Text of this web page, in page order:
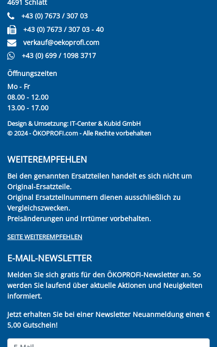
4691 Schlatt
+43 (0) 7673 / 307 03
+43 (0) 7673 / 307 03 - 40
verkauf@oekoprofi.com
+43 (0) 699 / 1098 3717
Öffnungszeiten
Mo - Fr
08.00 - 12.00
13.00 - 17.00
Design & Umsetzung: IT-Center & Kubid GmbH
© 2024 - ÖKOPROFI.com - Alle Rechte vorbehalten
WEITEREMPFEHLEN
Bei den genannten Ersatzteilen handelt es sich nicht um
Original-Ersatzteile.
Original Ersatzteilnummern dienen ausschließlich zu
Vergleichszwecken.
Preisänderungen und Irrtümer vorbehalten.
SEITE WEITEREMPFEHLEN
E-MAIL-NEWSLETTER
Melden Sie sich gratis für den ÖKOPROFI-Newsletter an. So
werden Sie laufend über aktuelle Aktionen und Neuigkeiten
informiert.
Jetzt erhalten Sie bei einer Newsletter Neuanmeldung einen €
5,00 Gutschein!